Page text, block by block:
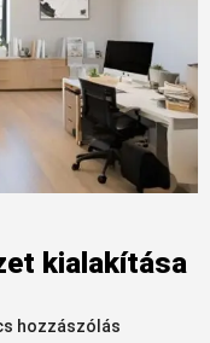
kialakítása
hozzászólás